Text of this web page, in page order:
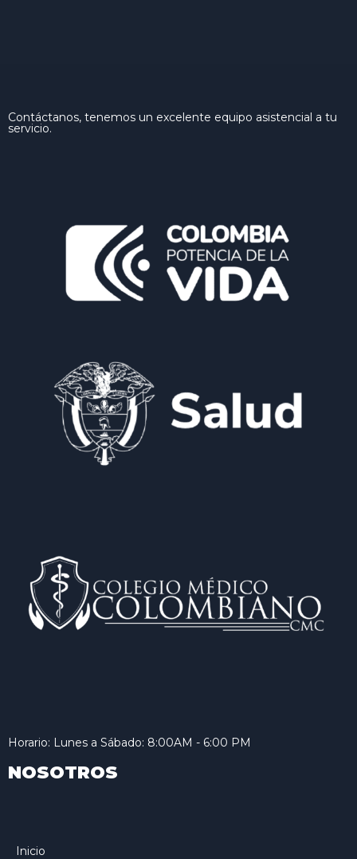
Contáctanos, tenemos un excelente equipo asistencial a tu
servicio.
Horario: Lunes a Sábado: 8:00AM - 6:00 PM
NOSOTROS
Inicio